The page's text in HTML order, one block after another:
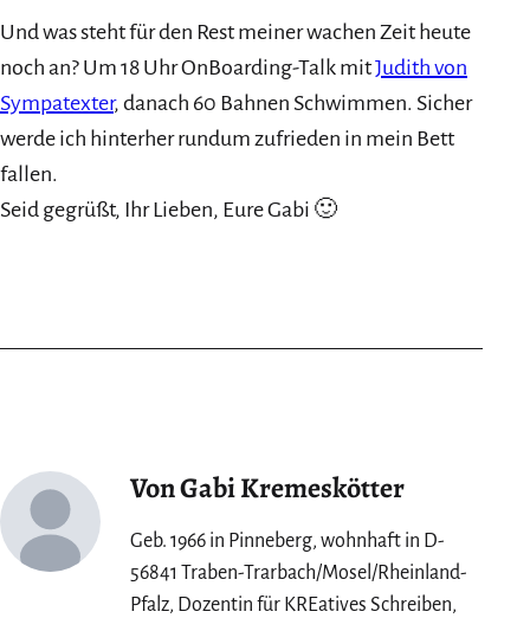
Und was steht für den Rest meiner wachen Zeit heute
noch an? Um 18 Uhr OnBoarding-Talk mitJudith von
Sympatexter, danach 60 Bahnen Schwimmen. Sicher
werde ich hinterher rundum zufrieden in mein Bett
fallen.
Seid gegrüßt, Ihr Lieben, Eure Gabi 🙂
Von Gabi Kremeskötter
Geb. 1966 in Pinneberg, wohnhaft in D-
56841 Traben-Trarbach/Mosel/Rheinland-
Pfalz, Dozentin für KREatives Schreiben,